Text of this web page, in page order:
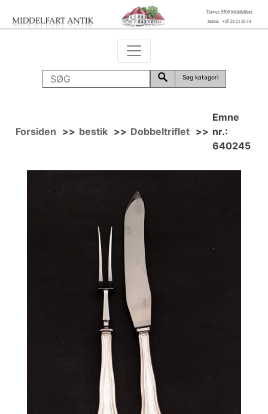
Søg katagori
Forsiden >> bestik >> Dobbeltriflet >>
Emne
nr.:
640245